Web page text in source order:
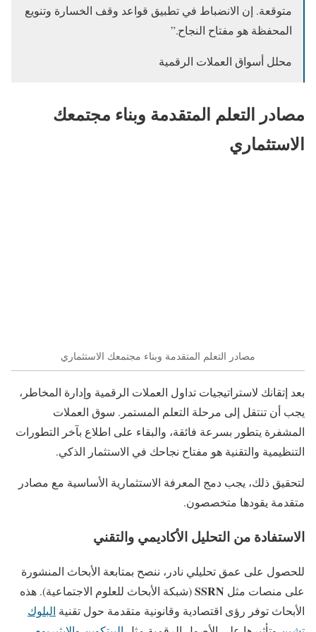
متوقعة. إن الانضباط في تطبيق قواعد وقف الخسارة وتنويع
المحفظة هو مفتاح النجاح.”
محلل أسواق العملات الرقمية
مصادر التعلم المتقدمة وبناء مجتمعك
الاستثماري
مصادر التعلم المتقدمة وبناء مجتمعك الاستثماري
بعد إتقانك لاستراتيجيات تداول العملات الرقمية وإدارة المخاطر،
يجب أن تنتقل إلى مرحلة التعلم المستمر. سوق العملات
المشفرة يتطور بسرعة فائقة، والبقاء على اطلاع بآخر التطورات
التنظيمية والتقنية هو مفتاح نجاحك في الاستثمار الذكي.
لتحقيق ذلك، يجب دمج المعرفة الاستثمارية الأساسية مع مصادر
متقدمة يقودها متخصصون.
الاستفادة من التحليل الأكاديمي والتقني
للحصول على عمق تحليلي نادر، ننصح بمتابعة الأبحاث المنشورة
على منصات مثل SSRN(شبكة الأبحاث للعلوم الاجتماعية). هذه
الأبحاث توفر رؤى اقتصادية وقانونية متقدمة حول تقنية البلوك